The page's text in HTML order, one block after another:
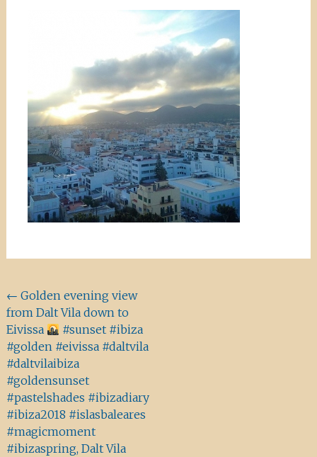
Beitragsnavigation
← Golden evening view
from Dalt Vila down to
Eivissa
#sunset #ibiza
#golden #eivissa #daltvila
#daltvilaibiza
#goldensunset
#pastelshades #ibizadiary
#ibiza2018 #islasbaleares
#magicmoment
#ibizaspring, Dalt Vila